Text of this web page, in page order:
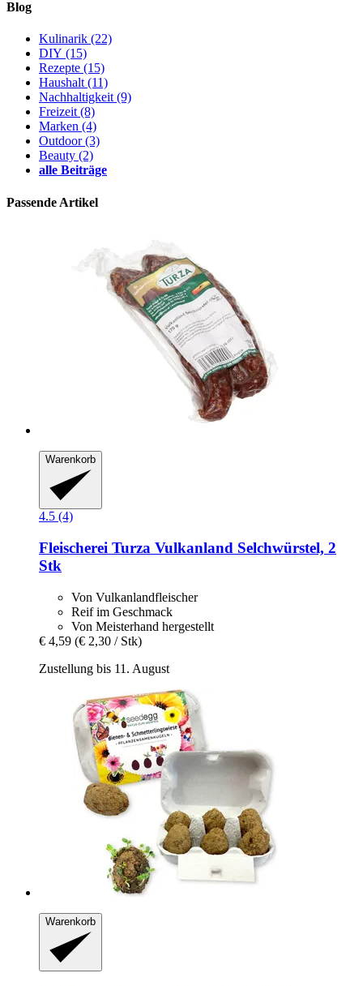
Blog
Kulinarik (22)
DIY (15)
Rezepte (15)
Haushalt (11)
Nachhaltigkeit (9)
Freizeit (8)
Marken (4)
Outdoor(3)
Beauty (2)
alle Beiträge
Passende Artikel
Warenkorb
4.5 (4)
Fleischerei Turza Vulkanland Selchwürstel, 2
Stk
Von Vulkanlandfleischer
Reif im Geschmack
Von Meisterhand hergestellt
€ 4,59 (€ 2,30 / Stk)
Zustellung bis 11. August
Warenkorb